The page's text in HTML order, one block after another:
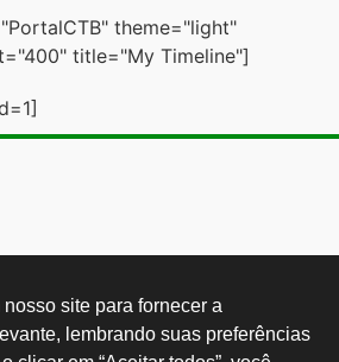
theme="light"
title="My Timeline"]
11 3874-0040
site para fornecer a
lembrando suas preferências